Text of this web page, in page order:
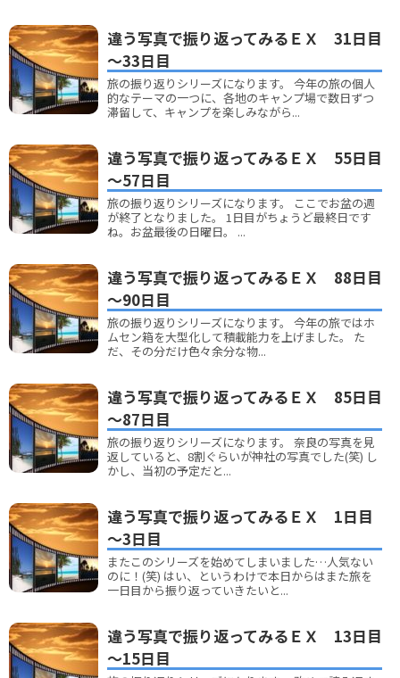
違う写真で振り返ってみるＥＸ 31日目
～33日目
旅の振り返りシリーズになります。 今年の旅の個人
的なテーマの一つに、各地のキャンプ場で数日ずつ
滞留して、キャンプを楽しみながら...
違う写真で振り返ってみるＥＸ 55日目
～57日目
旅の振り返りシリーズになります。 ここでお盆の週
が終了となりました。 1日目がちょうど最終日です
ね。お盆最後の日曜日。 ...
違う写真で振り返ってみるＥＸ 88日目
～90日目
旅の振り返りシリーズになります。 今年の旅ではホ
ムセン箱を大型化して積載能力を上げました。 た
だ、その分だけ色々余分な物...
違う写真で振り返ってみるＥＸ 85日目
～87日目
旅の振り返りシリーズになります。 奈良の写真を見
返していると、8割ぐらいが神社の写真でした(笑) し
かし、当初の予定だと...
違う写真で振り返ってみるＥＸ 1日目
～3日目
またこのシリーズを始めてしまいました…人気ない
のに！(笑) はい、というわけで本日からはまた旅を
一日目から振り返っていきたいと...
違う写真で振り返ってみるＥＸ 13日目
～15日目